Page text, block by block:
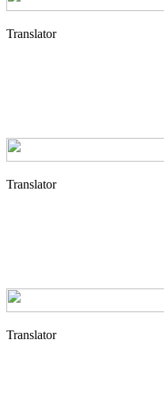
Translator
Translator
Translator